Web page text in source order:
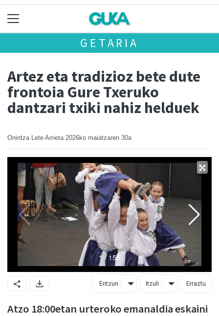
GETARIA
Artez eta tradizioz bete dute
frontoia Gure Txeruko
dantzari txiki nahiz helduek
Onintza Lete Arrieta 2026ko maiatzaren 30a
Entzun Itzuli Erraztu
Atzo 18:00etan urteroko emanaldia eskaini